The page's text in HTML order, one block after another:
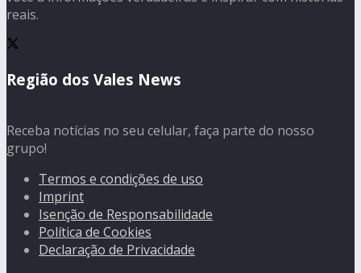
reais.
Região dos Vales News
Receba notícias no seu celular, faça parte do nosso
grupo!
Termos e condições de uso
Imprint
Isenção de Responsabilidade
Política de Cookies
Declaração de Privacidade